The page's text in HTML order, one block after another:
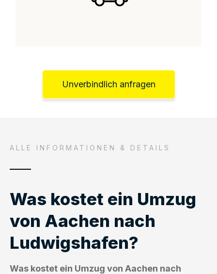
Unverbindlich anfragen
ALLE INFORMATIONEN & DETAILS
Was kostet ein Umzug
von Aachen nach
Ludwigshafen?
Was kostet ein Umzug von Aachen nach